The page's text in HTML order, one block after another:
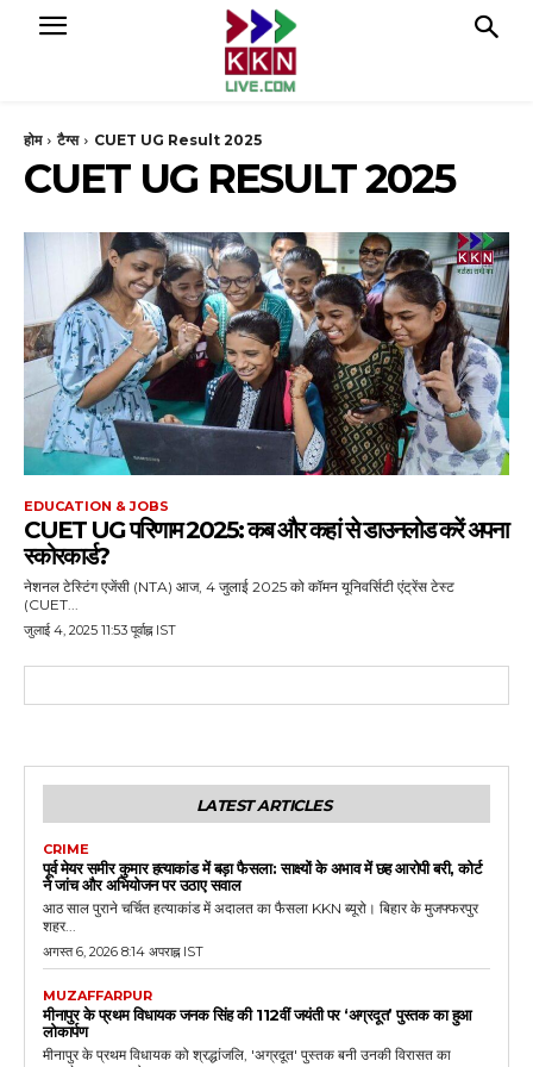
होम टैग्स CUET UG Result 2025
CUET UG RESULT 2025
EDUCATION & JOBS
CUET UG परिणाम 2025: कब और कहां से डाउनलोड करें अपना
स्कोरकार्ड?
नेशनल टेस्टिंग एजेंसी (NTA) आज, 4 जुलाई 2025 को कॉमन यूनिवर्सिटी एंट्रेंस टेस्ट
(CUET...
जुलाई 4, 2025 11:53 पूर्वाह्न IST
LATEST ARTICLES
CRIME
पूर्व मेयर समीर कुमार हत्याकांड में बड़ा फैसला: साक्ष्यों के अभाव में छह आरोपी बरी, कोर्ट
ने जांच और अभियोजन पर उठाए सवाल
आठ साल पुराने चर्चित हत्याकांड में अदालत का फैसला KKN ब्यूरो। बिहार के मुजफ्फरपुर
शहर...
अगस्त 6, 2026 8:14 अपराह्न IST
MUZAFFARPUR
मीनापुर के प्रथम विधायक जनक सिंह की 112वीं जयंती पर ‘अग्रदूत’ पुस्तक का हुआ
लोकार्पण
मीनापुर के प्रथम विधायक को श्रद्धांजलि, 'अग्रदूत' पुस्तक बनी उनकी विरासत का